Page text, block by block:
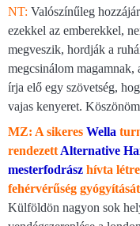
NT: Valószínűleg
ezekkel az emberekkel,
megveszik, hordják a
megcsinálom
írja elő egy szövetség,
vajas kenyeret.
MZ: A sikeres Wella
rendezett Alternative
mesterfodrász hívta
fehérvérűség
Külföldön nagyon sok